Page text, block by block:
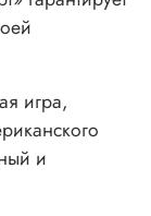
игра,
и